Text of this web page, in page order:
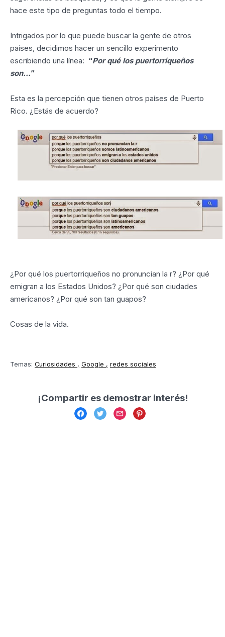
hace este tipo de preguntas todo el tiempo.
Intrigados por lo que puede buscar la gente de otros
países, decidimos hacer un sencillo experimento
escribiendo una línea: “Por qué los puertorriqueños
son…”
Esta es la percepción que tienen otros países de Puerto
Rico. ¿Estás de acuerdo?
¿Por qué los puertorriqueños no pronuncian la r? ¿Por qué
emigran a los Estados Unidos? ¿Por qué son ciudades
americanos? ¿Por qué son tan guapos?
Cosas de la vida.
Temas: Curiosidades Google redes sociales
¡Compartir es demostrar interés!